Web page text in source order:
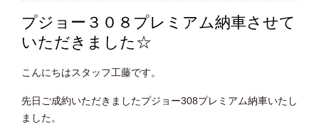
プジョー３０８プレミアム納車させて
いただきました☆
こんにちはスタッフ工藤です。
先日ご成約いただきましたプジョー308プレミアム納車いたし
ました。